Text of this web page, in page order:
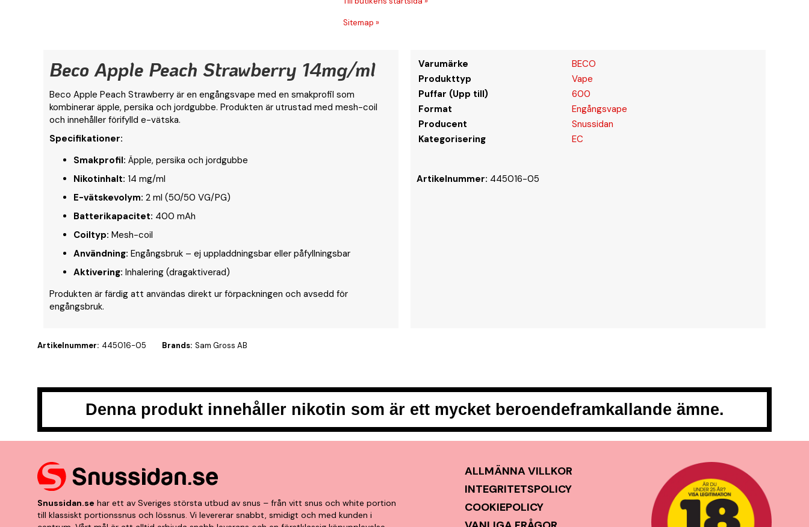
Sitemap »
Beco Apple Peach Strawberry 14mg/ml
Beco Apple Peach Strawberry är en engångsvape med en smakprofil som
kombinerar äpple, persika och jordgubbe. Produkten är utrustad med mesh-coil
och innehåller förifylld e-vätska.
Specifikationer:
Smakprofil: Äpple, persika och jordgubbe
Nikotinhalt: 14 mg/ml
E-vätskevolym: 2 ml (50/50 VG/PG)
Batterikapacitet: 400 mAh
Coiltyp: Mesh-coil
Användning: Engångsbruk – ej uppladdningsbar eller påfyllningsbar
Aktivering: Inhalering (dragaktiverad)
Produkten är färdig att användas direkt ur förpackningen och avsedd för
engångsbruk.
Varumärke
BECO
Produkttyp
Vape
Puffar (Upp till)
600
Format
Engångsvape
Producent
Snussidan
Kategorisering
EC
Artikelnummer: 445016-05
Artikelnummer: 445016-05 Brands: Sam Gross AB
Denna produkt innehåller nikotin som är ett mycket beroendeframkallande ämne.
Snussidan.se har ett av Sveriges största utbud av snus – från vitt snus och white portion
till klassiskt portionssnus och lössnus. Vi levererar snabbt, smidigt och med kunden i
ALLMÄNNA VILLKOR
INTEGRITETSPOLICY
COOKIEPOLICY